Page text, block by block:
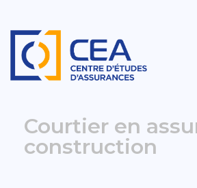
Courtier en
construction